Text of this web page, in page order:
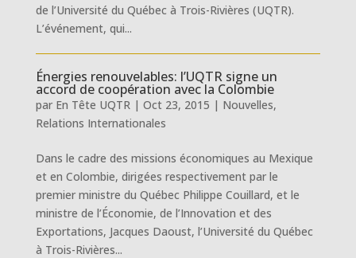
de l’Université du Québec à Trois-Rivières (UQTR).
L’événement, qui...
Énergies renouvelables: l’UQTR signe un
accord de coopération avec la Colombie
par En Tête UQTR| Oct 23, 2015 | Nouvelles,
Relations Internationales
Dans le cadre des missions économiques au Mexique
et en Colombie, dirigées respectivement par le
premier ministre du Québec Philippe Couillard, et le
ministre de l’Économie, de l’Innovation et des
Exportations, Jacques Daoust, l’Université du Québec
à Trois-Rivières...